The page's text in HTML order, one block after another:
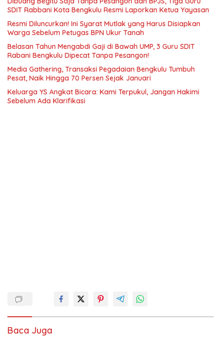
SDIT Rabbani Kota Bengkulu Resmi Laporkan Ketua Yayasan
Resmi Diluncurkan! Ini Syarat Mutlak yang Harus Disiapkan
Warga Sebelum Petugas BPN Ukur Tanah
Belasan Tahun Mengabdi Gaji di Bawah UMP, 3 Guru SDIT
Rabani Bengkulu Dipecat Tanpa Pesangon!
Media Gathering, Transaksi Pegadaian Bengkulu Tumbuh
Pesat, Naik Hingga 70 Persen Sejak Januari
Keluarga YS Angkat Bicara: Kami Terpukul, Jangan Hakimi
Sebelum Ada Klarifikasi
Baca Juga